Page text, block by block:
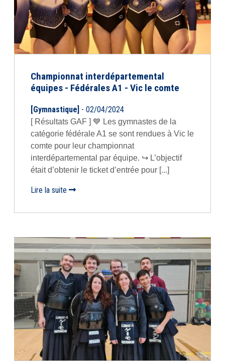
Championnat interdépartemental
équipes - Fédérales A1 - Vic le comte
[Gymnastique] - 02/04/2024
[ Résultats GAF ] 💙 Les gymnastes de la
catégorie fédérale A1 se sont rendues à Vic le
comte pour leur championnat
interdépartemental par équipe. ↪️ L’objectif
était d’obtenir le ticket d’entrée pour [...]
Lire la suite